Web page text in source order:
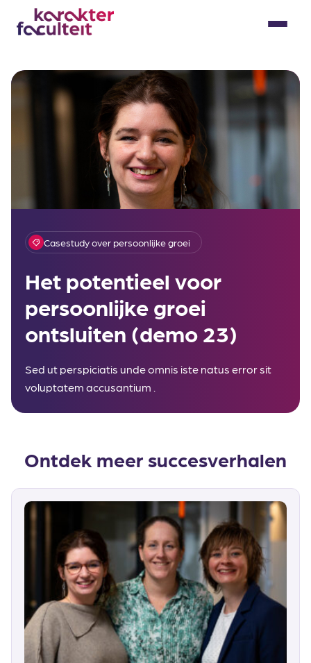
Menu
Casestudy over persoonlijke groei
Het potentieel voor
persoonlijke groei
ontsluiten (demo 23)
Sed ut perspiciatis unde omnis iste natus error sit
voluptatem accusantium .
Ontdek meer succesverhalen